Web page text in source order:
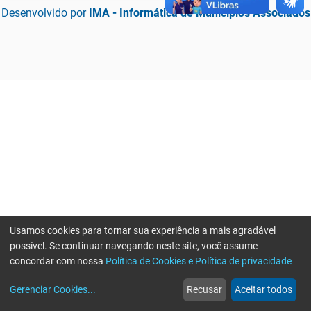
Desenvolvido por IMA - Informática de Municípios Associados
web
Notícias
more_horiz
Mais
Usamos cookies para tornar sua experiência a mais agradável
possível. Se continuar navegando neste site, você assume
concordar com nossa Política de Cookies e Política de privacidade
Gerenciar Cookies... Recusar Aceitar todos
Erro ao enviar informações, por favor tente novamente